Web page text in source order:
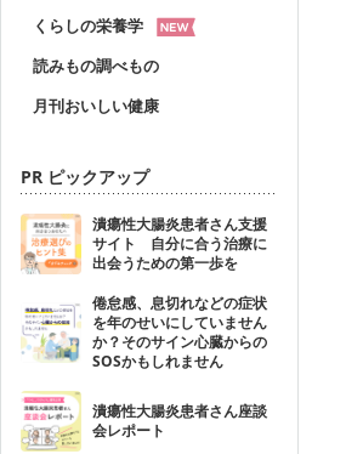
くらしの栄養学
読みもの調べもの
月刊おいしい健康
PR ピックアップ
潰瘍性大腸炎患者さん支援
サイト 自分に合う治療に
出会うための第一歩を
倦怠感、息切れなどの症状
を年のせいにしていません
か？そのサイン心臓からの
SOSかもしれません
潰瘍性大腸炎患者さん座談
会レポート